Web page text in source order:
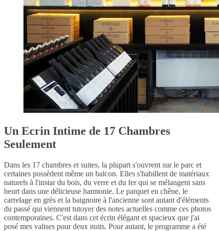
Un Ecrin Intime de 17 Chambres
Seulement
Dans les 17 chambres et suites, la plupart s'ouvrent sur le parc et
certaines possèdent même un balcon. Elles s'habillent de matériaux
naturels à l'instar du bois, du verre et du fer qui se mélangent sans
heurt dans une délicieuse harmonie. Le parquet en chêne, le
carrelage en grès et la baignoire à l'ancienne sont autant d'éléments
du passé qui viennent tutoyer des notes actuelles comme ces photos
contemporaines. C'est dans cet écrin élégant et spacieux que j'ai
posé mes valises pour deux nuits. Pour autant, le programme a été